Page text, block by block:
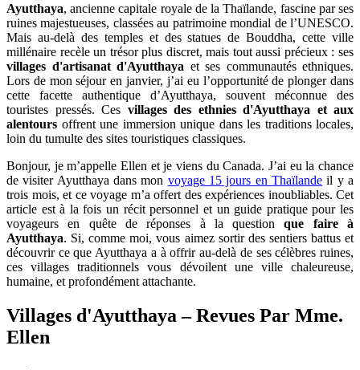
Ayutthaya, ancienne capitale royale de la Thaïlande, fascine par ses
ruines majestueuses, classées au patrimoine mondial de l’UNESCO.
Mais au-delà des temples et des statues de Bouddha, cette ville
millénaire recèle un trésor plus discret, mais tout aussi précieux : ses
villages d'artisanat d'Ayutthaya et ses communautés ethniques.
Lors de mon séjour en janvier, j’ai eu l’opportunité de plonger dans
cette facette authentique d’Ayutthaya, souvent méconnue des
touristes pressés. Ces villages des ethnies d'Ayutthaya et aux
alentours offrent une immersion unique dans les traditions locales,
loin du tumulte des sites touristiques classiques.
Bonjour, je m’appelle Ellen et je viens du Canada. J’ai eu la chance
de visiter Ayutthaya dans mon voyage 15 jours en Thaïlande il y a
trois mois, et ce voyage m’a offert des expériences inoubliables. Cet
article est à la fois un récit personnel et un guide pratique pour les
voyageurs en quête de réponses à la questionque faire à
Ayutthaya. Si, comme moi, vous aimez sortir des sentiers battus et
découvrir ce que Ayutthaya a à offrir au-delà de ses célèbres ruines,
ces villages traditionnels vous dévoilent une ville chaleureuse,
humaine, et profondément attachante.
Villages d'Ayutthaya – Revues Par Mme.
Ellen